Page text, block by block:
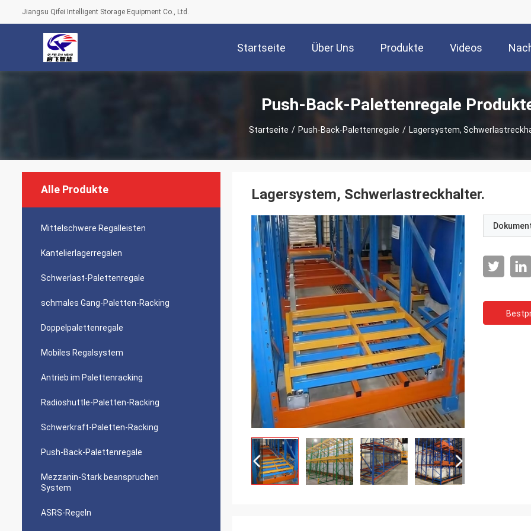
Jiangsu Qifei Intelligent Storage Equipment Co., Ltd.
Startseite Über Uns Produkte Videos
Push-Back-Palettenregale
Startseite / Push-Back-Palettenregale / Lagersystem,
Alle Produkte
Mittelschwere Regalleisten
Kantelierlagerregalen
Schwerlast-Palettenregale
schmales Gang-Paletten-Racking
Doppelpalettenregale
Mobiles Regalsystem
Antrieb im Palettenracking
Radioshuttle-Paletten-Racking
Schwerkraft-Paletten-Racking
Push-Back-Palettenregale
Mezzanin-Stark beanspruchen
System
ASRS-Regeln
Lagersystem, Schwerlastreckhalter.